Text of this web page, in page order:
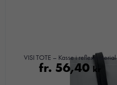
VISI TOTE – Kasse i reflexmaterial
fr. 56,40 kr